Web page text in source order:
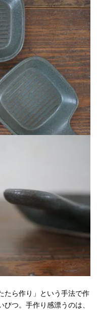
たら作り」という手法で作
つ。手作り感漂うのは、